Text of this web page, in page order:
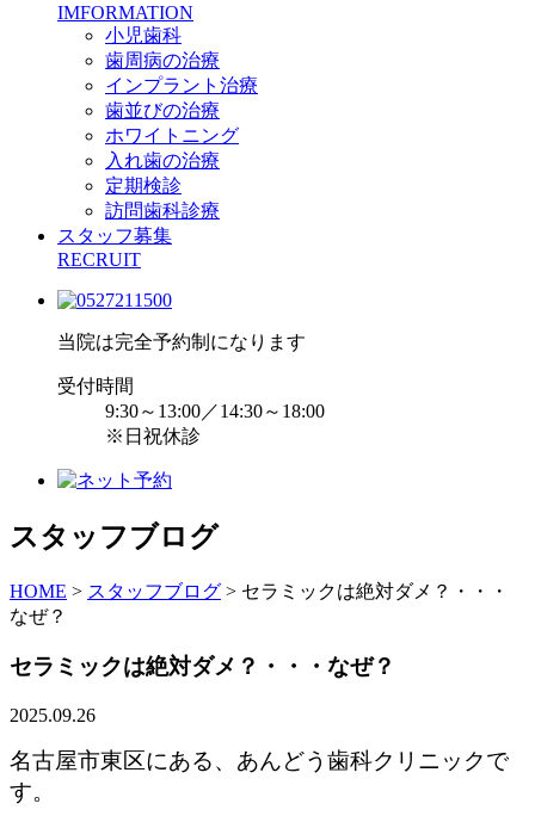
IMFORMATION
小児歯科
歯周病の治療
インプラント治療
歯並びの治療
ホワイトニング
入れ歯の治療
定期検診
訪問歯科診療
スタッフ募集
RECRUIT
当院は完全予約制になります
受付時間
9:30～13:00／14:30～18:00
※日祝休診
スタッフブログ
HOME > スタッフブログ > セラミックは絶対ダメ？・・・
なぜ？
セラミックは絶対ダメ？・・・なぜ？
2025.09.26
名古屋市東区にある、あんどう歯科クリニックで
す。